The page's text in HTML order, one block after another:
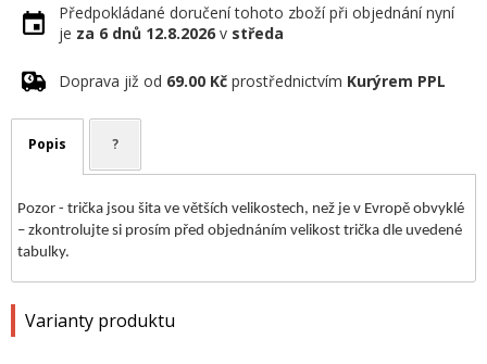
Předpokládané doručení tohoto zboží při objednání nyní
je za 6 dnů 12.8.2026 v středa
Doprava již od 69.00 Kč prostřednictvím Kurýrem PPL
Popis ?
Pozor - trička jsou šita ve větších velikostech, než je v Evropě obvyklé
– zkontrolujte si prosím před objednáním velikost trička dle uvedené
tabulky.
Varianty produktu